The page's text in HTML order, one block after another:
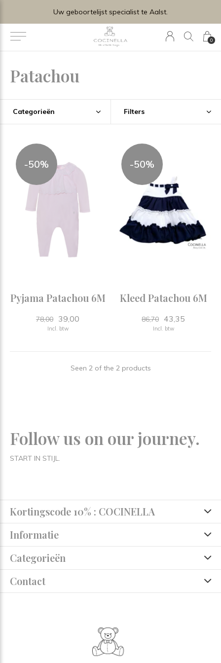
0
Uw geboortelijst specialist te Aalst.
Patachou
Categorieën Filters
-50%
Pyjama Patachou 6M
78,00 39,00
Incl. btw
-50%
Kleed Patachou 6M
86,70 43,35
Incl. btw
Seen 2 of the 2 products
Follow us on our journey.
START IN STIJL.
Kortingscode 10% : COCINELLA
Informatie
Categorieën
Contact